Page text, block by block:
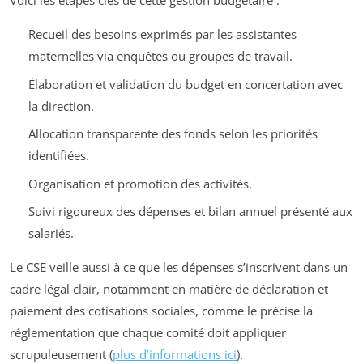
Recueil des besoins exprimés par les assistantes
maternelles via enquêtes ou groupes de travail.
Élaboration et validation du budget en concertation avec
la direction.
Allocation transparente des fonds selon les priorités
identifiées.
Organisation et promotion des activités.
Suivi rigoureux des dépenses et bilan annuel présenté aux
salariés.
Le CSE veille aussi à ce que les dépenses s’inscrivent dans un
cadre légal clair, notamment en matière de déclaration et
paiement des cotisations sociales, comme le précise la
réglementation que chaque comité doit appliquer
scrupuleusement (plus d’informations ici).